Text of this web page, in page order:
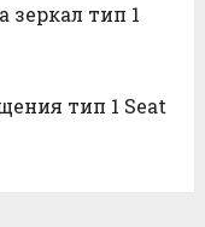
зеркал тип 1
тип 1 Seat